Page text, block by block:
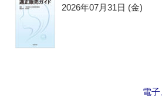
2026年07月31日 (金)
電